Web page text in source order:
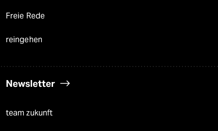
Freie Rede
reingehen
Newsletter
team zukunft